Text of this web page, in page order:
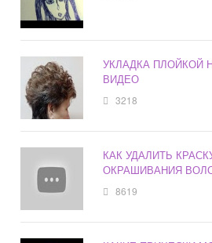
УКЛАДКА ПЛОЙКОЙ
ВИДЕО
3218
КАК УДАЛИТЬ
ОКРАШИВАНИЯ
8619